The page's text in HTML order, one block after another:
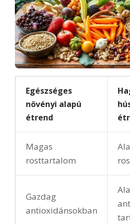
Egészséges
növényi alapú
étrend
Magas
rosttartalom
Gazdag
antioxidánsokban